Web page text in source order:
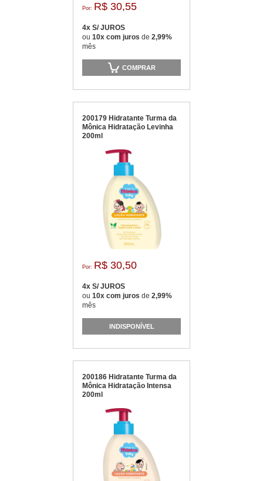
Por: R$ 30,55
4x S/ JUROS
ou 10x com juros de 2,99%
mês
COMPRAR
200179 Hidratante Turma da
Mônica Hidratação Levinha
200ml
Por: R$ 30,50
4x S/ JUROS
ou 10x com juros de 2,99%
mês
INDISPONÍVEL
200186 Hidratante Turma da
Mônica Hidratação Intensa
200ml